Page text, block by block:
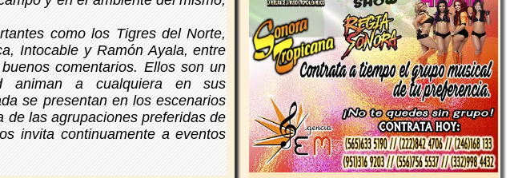
como los Tigres del Norte,
Intocable y Ramón Ayala, entre
comentarios. Ellos son un
animan a cualquiera en sus
se presentan en los escenarios
de las agrupaciones preferidas de
invita continuamente a eventos